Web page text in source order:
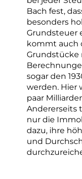
Bach fest,
besonders
Grundsteuer
kommt auch
Grundstücke
sogar den
werden. Hier
paar
Andererseits
nur die
dazu, ihre
und